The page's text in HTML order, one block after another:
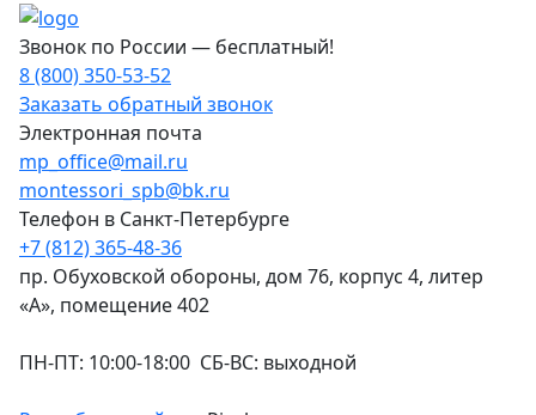
Звонок по России — бесплатный!
8 (800) 350-53-52
Заказать обратный звонок
Электронная почта
mp_office@mail.ru
montessori_spb@bk.ru
Телефон в Санкт-Петербурге
+7 (812) 365-48-36
пр. Обуховской обороны, дом 76, корпус 4, литер
«А», помещение 402
ПН-ПТ: 10:00-18:00 СБ-ВС: выходной